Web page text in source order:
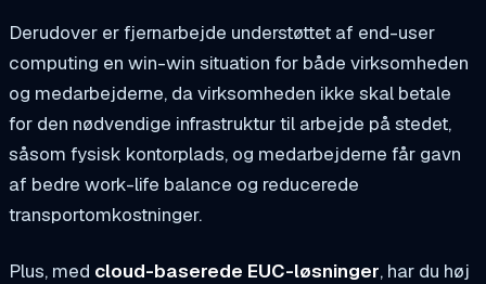
Derudover er fjernarbejde understøttet af end-user
computing en win-win situation for både virksomheden
og medarbejderne, da virksomheden ikke skal betale
for den nødvendige infrastruktur til arbejde på stedet,
såsom fysisk kontorplads, og medarbejderne får gavn
af bedre work-life balance og reducerede
transportomkostninger.
Plus, med cloud-baserede EUC-løsninger, har du høj